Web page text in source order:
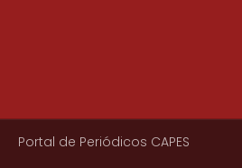
Portal de Periódicos CAPES